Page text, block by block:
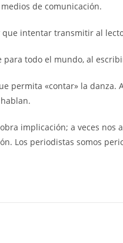
de comunicación.
que intentar transmitir al
para todo el mundo, al
permita «contar» la danza.
implicación; a veces nos
Los periodistas somos